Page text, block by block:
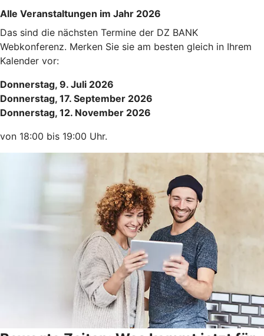
Alle Veranstaltungen im Jahr 2026
Das sind die nächsten Termine der DZ BANK
Webkonferenz. Merken Sie sie am besten gleich in Ihrem
Kalender vor:
Donnerstag, 9. Juli 2026
Donnerstag, 17. September 2026
Donnerstag, 12. November 2026
von 18:00 bis 19:00 Uhr.